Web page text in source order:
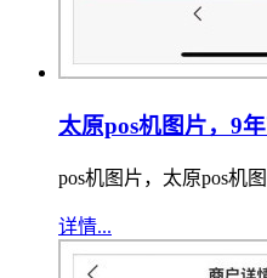
太原pos机图片，9
pos机图片，太原pos机
详情...